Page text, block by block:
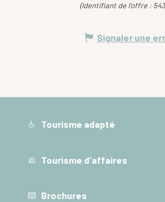
(Identifiant de l'offre :
Signaler une
Tourisme adapté
Tourisme d'affaires
Brochures